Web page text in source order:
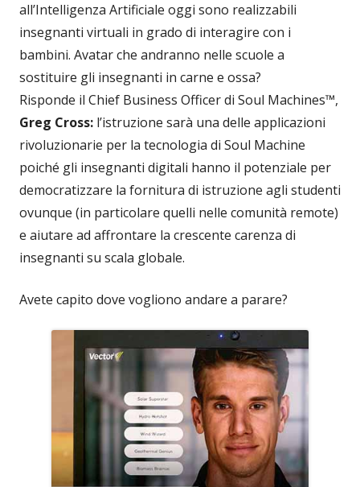
all’Intelligenza Artificiale oggi sono realizzabili
insegnanti virtuali in grado di interagire con i
bambini. Avatar che andranno nelle scuole a
sostituire gli insegnanti in carne e ossa?
Risponde il Chief Business Officer di Soul Machines™,
Greg Cross: l’istruzione sarà una delle applicazioni
rivoluzionarie per la tecnologia di Soul Machine
poiché gli insegnanti digitali hanno il potenziale per
democratizzare la fornitura di istruzione agli studenti
ovunque (in particolare quelli nelle comunità remote)
e aiutare ad affrontare la crescente carenza di
insegnanti su scala globale.
Avete capito dove vogliono andare a parare?